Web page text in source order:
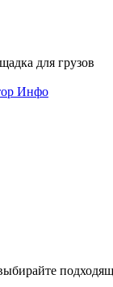
для грузов
Инфо